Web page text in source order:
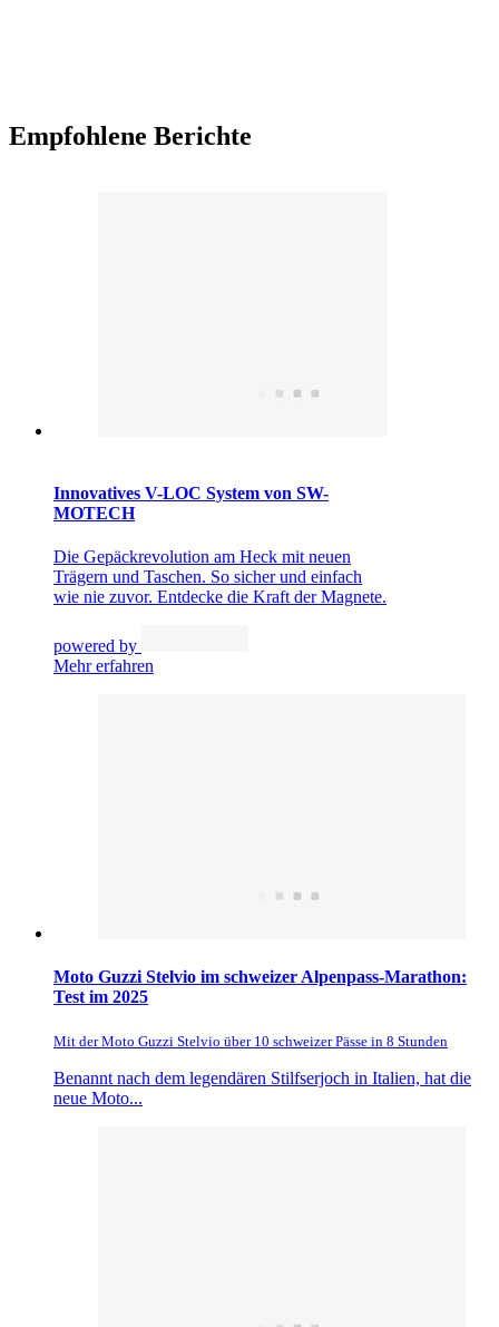
Empfohlene Berichte
Innovatives V-LOC System von SW-
MOTECH
Die Gepäckrevolution am Heck mit neuen
Trägern und Taschen. So sicher und einfach
wie nie zuvor. Entdecke die Kraft der Magnete.
powered by
Mehr erfahren
Moto Guzzi Stelvio im schweizer Alpenpass-Marathon:
Test im 2025
Mit der Moto Guzzi Stelvio über 10 schweizer Pässe in 8 Stunden
Benannt nach dem legendären Stilfserjoch in Italien, hat die
neue Moto...